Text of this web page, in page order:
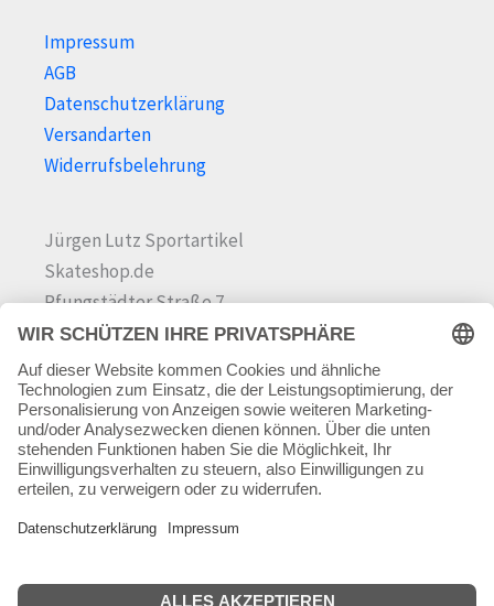
Impressum
AGB
Datenschutzerklärung
Versandarten
Widerrufsbelehrung
Jürgen Lutz Sportartikel
Skateshop.de
Pfungstädter Straße 7
64342 Seeheim-Jugenheim
Tel.06257 868181
Mail:info@skateshop.de
Warenkorb
Mein Konto